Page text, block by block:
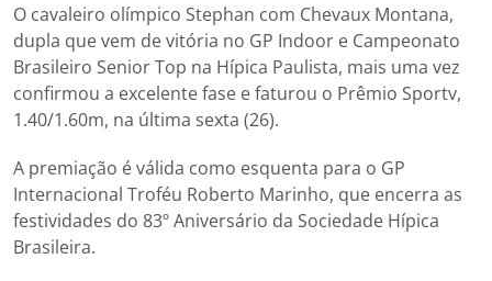
O cavaleiro olímpico Stephan com Chevaux Montana,
dupla que vem de vitória no GP Indoor e Campeonato
Brasileiro Senior Top na Hípica Paulista, mais uma vez
confirmou a excelente fase e faturou o Prêmio Sportv,
1.40/1.60m, na última sexta (26).
A premiação é válida como esquenta para o GP
Internacional Troféu Roberto Marinho, que encerra as
festividades do 83º Aniversário da Sociedade Hípica
Brasileira.